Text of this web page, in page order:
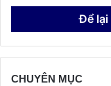
Để lại
CHUYÊN MỤC